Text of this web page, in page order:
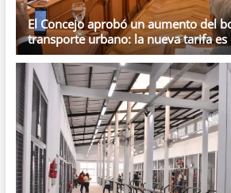
El Concejo aprobó un aumento del
transporte urbano: la nueva tarifa es